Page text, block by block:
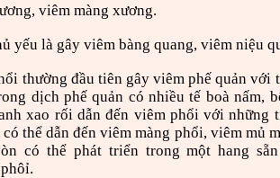
viêm màng xương.
yếu là gây viêm bàng quang, viêm niệu
thường đầu tiên gây viêm phế quản với
dịch phế quản có nhiều tế boà nấm,
xao rối dẫn đến viêm phổi với những
thể dẫn đến viêm màng phổi, viêm mủ
có thể phát triển trong một hang